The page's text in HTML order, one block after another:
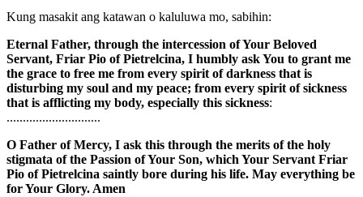
Kung masakit ang katawan o kaluluwa mo, sabihin:
Eternal Father, through the intercession of Your Beloved
Servant, Friar Pio of Pietrelcina, I humbly ask You to grant me
the grace to free me from every spirit of darkness that is
disturbing my soul and my peace; from every spirit of sickness
that is afflicting my body, especially this sickness:
.............................
O Father of Mercy, I ask this through the merits of the holy
stigmata of the Passion of Your Son, which Your Servant Friar
Pio of Pietrelcina saintly bore during his life. May everything be
for Your Glory. Amen